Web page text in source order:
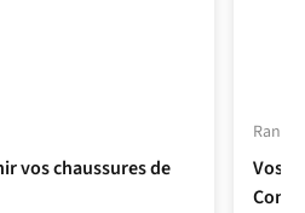
vos chaussures de
Vos